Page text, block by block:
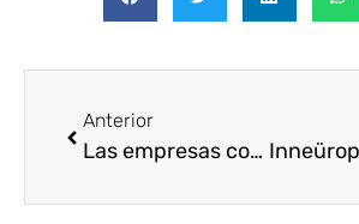
Anterior
Las empresas contra el ictus